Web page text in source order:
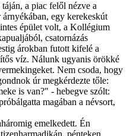
a piac felől nézve a
egy kerekeskút
épület volt, a Kollégium
csatornázás
árokban futott kifelé a
víz. Nálunk ugyanis örökké
Nem csoda, hogy
úr megkérdezte tőle:
is van?" - hebegve szólt:
magában a névsort,
emelkedett. Én